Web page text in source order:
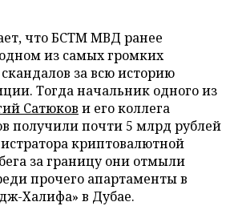
что БСТМ МВД ранее
из самых громких
за всю историю
Тогда начальник одного из
Сатюков и его коллега
получили почти 5 млрд рублей
криптовалютной
за границу они отмыли
прочего апартаменты в
Халифа» в Дубае.